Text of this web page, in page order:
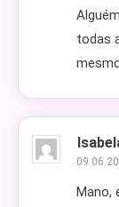
todas
Mano,